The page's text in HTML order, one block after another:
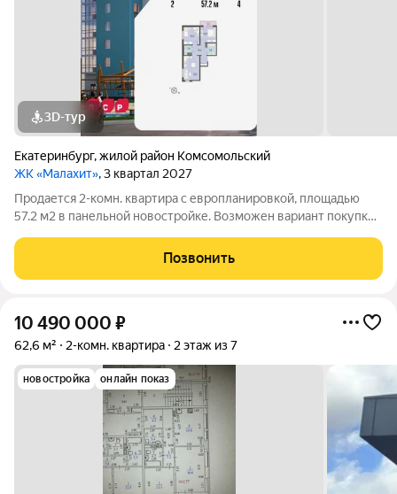
3D-тур
Екатеринбург,жилой район Комсомольский
ЖК «Малахит», 3 квартал 2027
Продается 2-комн. квартира с европланировкой, площадью
57.2 м2 в панельной новостройке. Возможен вариант покупки
кухня 16.3 м2, отделка под ключ, балконов - 1. Квартира
располагается на 4
Позвонить
10 490 000 ₽
62,6 м² 2-комн. квартира 2 этаж из 7
новостройка онлайн показ